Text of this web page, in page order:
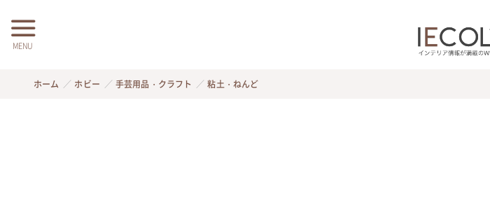
MENU
ホーム ホビー 手芸用品・クラフト 粘土・ねんど